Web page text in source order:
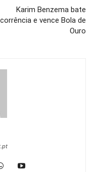
Karim Benzema bate
e vence Bola de
Ouro